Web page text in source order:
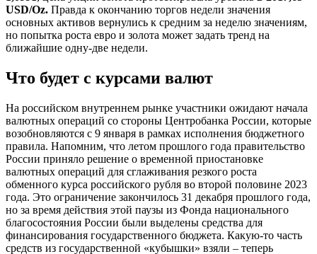
USD/Oz. Правда к окончанию торгов недели значения
основных активов вернулись к средним за неделю значениям,
но попытка роста евро и золота может задать тренд на
ближайшие одну-две недели.
Что будет с курсами валют
На российском внутреннем рынке участники ожидают начала
валютных операций со стороны Центробанка России, которые
возобновляются с 9 января в рамках исполнения бюджетного
правила. Напомним, что летом прошлого года правительство
России приняло решение о временной приостановке
валютных операций для сглаживания резкого роста
обменного курса российского рубля во второй половине 2023
года. Это ограничение закончилось 31 декабря прошлого года,
но за время действия этой паузы из Фонда национального
благосостояния России были выделены средства для
финансирования государственного бюджета. Какую-то часть
средств из государственной «кубышки» взяли – теперь